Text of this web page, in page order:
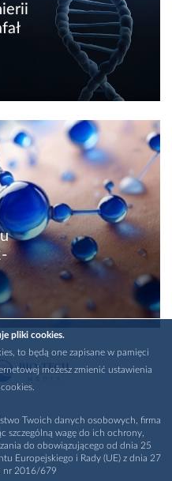
pliki cookies.
to będą one zapisane w pamięci
możesz zmienić ustawienia
Twoich danych osobowych, firma
szczególną wagę do ich ochrony,
do obowiązującego od dnia 25
Europejskiego i Rady (UE) z dnia 27
nr 2016/679